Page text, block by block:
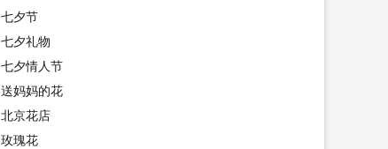
七夕节
七夕礼物
七夕情人节
送妈妈的花
北京花店
玫瑰花